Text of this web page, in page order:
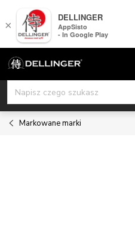
Przejść
do
treści
Markowane marki
×
DELLINGER
AppSisto
- In Google Play